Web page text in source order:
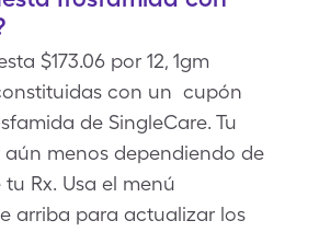
$173.06 por 12, 1gm
con un cupón
de SingleCare. Tu
menos dependiendo de
Rx. Usa el menú
arriba para actualizar los